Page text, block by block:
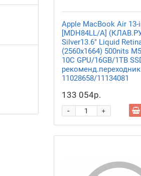
Apple MacBook Air 13-
[MDH84LL/A]
Silver13.6" Liquid
(2560x1664) 500nits
10C GPU/16GB/1TB
рекоменд.переходник
11028658/11134081
133 054р.
+
-